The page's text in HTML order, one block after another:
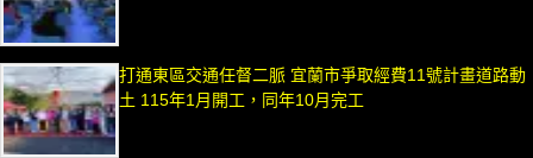
打通東區交通任督二脈 宜蘭市爭取經費11號計畫道路動
土 115年1月開工，同年10月完工